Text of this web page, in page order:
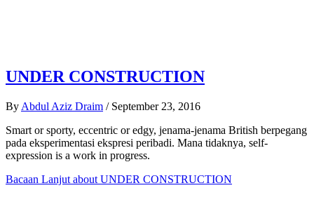
UNDER CONSTRUCTION
By Abdul Aziz Draim / September 23, 2016
Smart or sporty, eccentric or edgy, jenama-jenama British berpegang
pada eksperimentasi ekspresi peribadi. Mana tidaknya, self-
expression is a work in progress.
Bacaan Lanjut about UNDER CONSTRUCTION